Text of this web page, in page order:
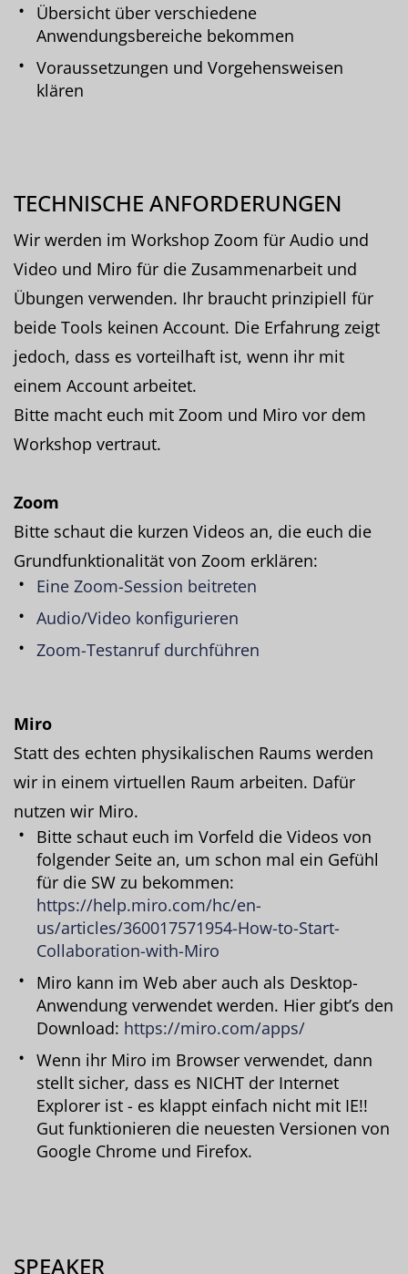
Übersicht über verschiedene
Anwendungsbereiche bekommen
Voraussetzungen und Vorgehensweisen
klären
TECHNISCHE ANFORDERUNGEN
Wir werden im Workshop Zoom für Audio und
Video und Miro für die Zusammenarbeit und
Übungen verwenden. Ihr braucht prinzipiell für
beide Tools keinen Account. Die Erfahrung zeigt
jedoch, dass es vorteilhaft ist, wenn ihr mit
einem Account arbeitet.
Bitte macht euch mit Zoom und Miro vor dem
Workshop vertraut.
Zoom
Bitte schaut die kurzen Videos an, die euch die
Grundfunktionalität von Zoom erklären:
Eine Zoom-Session beitreten
Audio/Video konfigurieren
Zoom-Testanruf durchführen
Miro
Statt des echten physikalischen Raums werden
wir in einem virtuellen Raum arbeiten. Dafür
nutzen wir Miro.
Bitte schaut euch im Vorfeld die Videos von
folgender Seite an, um schon mal ein Gefühl
für die SW zu bekommen:
https://help.miro.com/hc/en-
us/articles/360017571954-How-to-Start-
Collaboration-with-Miro
Miro kann im Web aber auch als Desktop-
Anwendung verwendet werden. Hier gibt’s den
Download: https://miro.com/apps/
Wenn ihr Miro im Browser verwendet, dann
stellt sicher, dass es NICHT der Internet
Explorer ist - es klappt einfach nicht mit IE!!
Gut funktionieren die neuesten Versionen von
Google Chrome und Firefox.
SPEAKER